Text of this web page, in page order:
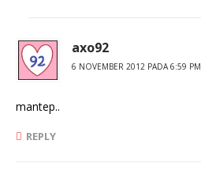
axo92
6 NOVEMBER 2012 PADA 6:59 PM
mantep..
REPLY